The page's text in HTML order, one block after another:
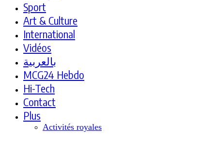
Sport
Art & Culture
International
Vidéos
بالعربية
MCG24 Hebdo
Hi-Tech
Contact
Plus
Activités royales